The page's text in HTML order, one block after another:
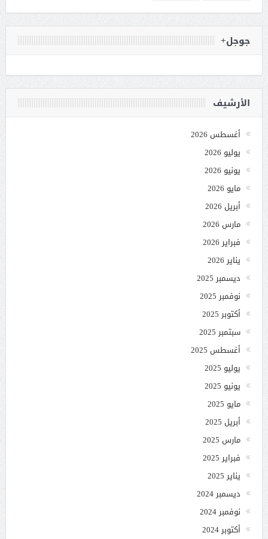
جوجل+
الأرشيف
أغسطس 2026
يوليو 2026
يونيو 2026
مايو 2026
أبريل 2026
مارس 2026
فبراير 2026
يناير 2026
ديسمبر 2025
نوفمبر 2025
أكتوبر 2025
سبتمبر 2025
أغسطس 2025
يوليو 2025
يونيو 2025
مايو 2025
أبريل 2025
مارس 2025
فبراير 2025
يناير 2025
ديسمبر 2024
نوفمبر 2024
أكتوبر 2024